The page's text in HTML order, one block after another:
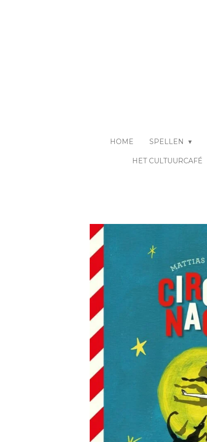
HOME SPELLEN
HET CULTUURCAFÉ